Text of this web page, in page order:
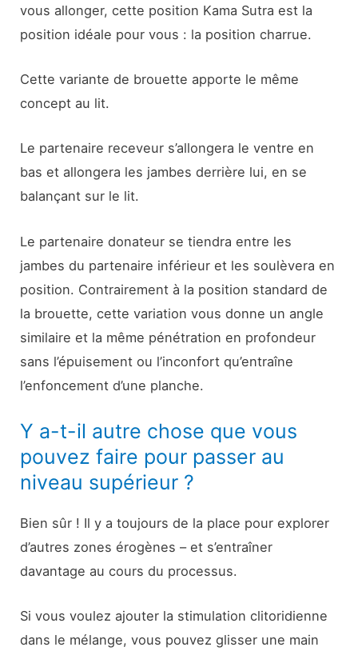
vous allonger, cette position Kama Sutra est la
position idéale pour vous : la position charrue.
Cette variante de brouette apporte le même
concept au lit.
Le partenaire receveur s’allongera le ventre en
bas et allongera les jambes derrière lui, en se
balançant sur le lit.
Le partenaire donateur se tiendra entre les
jambes du partenaire inférieur et les soulèvera en
position. Contrairement à la position standard de
la brouette, cette variation vous donne un angle
similaire et la même pénétration en profondeur
sans l’épuisement ou l’inconfort qu’entraîne
l’enfoncement d’une planche.
Y a-t-il autre chose que vous
pouvez faire pour passer au
niveau supérieur ?
Bien sûr ! Il y a toujours de la place pour explorer
d’autres zones érogènes – et s’entraîner
davantage au cours du processus.
Si vous voulez ajouter la stimulation clitoridienne
dans le mélange, vous pouvez glisser une main